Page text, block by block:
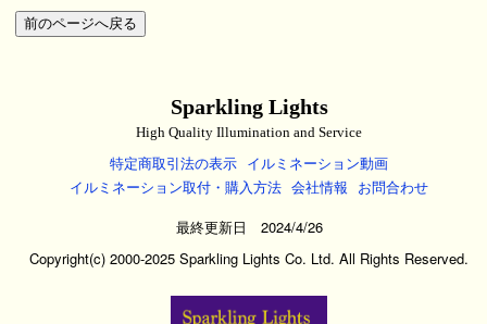
Sparkling Lights
High Quality Illumination and Service
特定商取引法の表示 イルミネーション動画
イルミネーション取付・購入方法 会社情報 お問合わせ
最終更新日 2024/4/26
Copyright(c) 2000-2025 Sparkling Lights Co. Ltd. All Rights Reserved.